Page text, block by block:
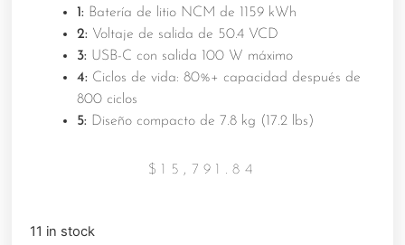
1: Batería de litio NCM de 1159 kWh
2: Voltaje de salida de 50.4 VCD
3: USB-C con salida 100 W máximo
4: Ciclos de vida: 80%+ capacidad después de
800 ciclos
5: Diseño compacto de 7.8 kg (17.2 lbs)
$ 15,791.84
11 in stock